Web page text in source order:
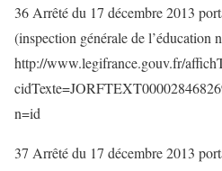
36 Arrêté du 17 décembre 2013
(inspection générale de l’éducation
http://www.legifrance.gouv.fr/
n=id
37 Arrêté du 17 décembre 2013